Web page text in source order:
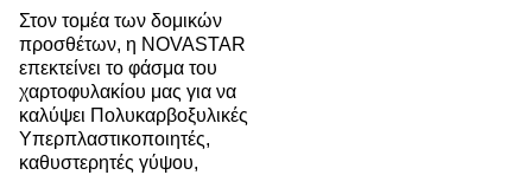
Στον τομέα των δομικών
προσθέτων, η NOVASTAR
επεκτείνει το φάσμα του
χαρτοφυλακίου μας για να
καλύψει Πολυκαρβοξυλικές
Υπερπλαστικοποιητές,
καθυστερητές γύψου,